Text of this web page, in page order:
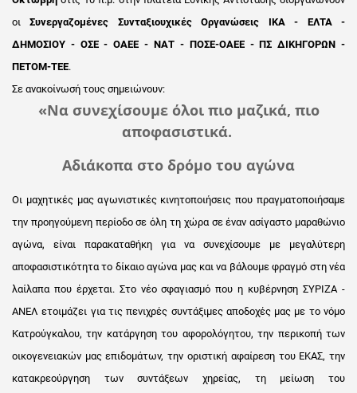
οιΣυνεργαζομένες Συνταξιουχικές Οργανώσεις ΙΚΑ - ΕΛΤΑ -
ΔΗΜΟΣΙΟΥ - ΟΣΕ - OAEE - ΝΑΤ - ΠΟΣΕ-ΟΑΕΕ - ΠΣ ΔΙΚΗΓΟΡΩΝ -
ΠΕΤΟΜ-ΤΕΕ.
Σε ανακοίνωσή τους σημειώνουν:
«Να συνεχίσουμε όλοι πιο μαζικά, πιο
αποφασιστικά.
Αδιάκοπα στο δρόμο του αγώνα
Οι μαχητικές μας αγωνιστικές κινητοποιήσεις που πραγματοποιήσαμε
την προηγούμενη περίοδο σε όλη τη χώρα σε έναν ασίγαστο μαραθώνιο
αγώνα, είναι παρακαταθήκη για να συνεχίσουμε με μεγαλύτερη
αποφασιστικότητα το δίκαιο αγώνα μας και να βάλουμε φραγμό στη νέα
λαίλαπα που έρχεται. Στο νέο σφαγιασμό που η κυβέρνηση ΣΥΡΙΖΑ -
ΑΝΕΛ ετοιμάζει για τις πενιχρές συντάξιμες αποδοχές μας με το νόμο
Κατρούγκαλου, την κατάργηση του αφορολόγητου, την περικοπή των
οικογενειακών μας επιδομάτων, την οριστική αφαίρεση του ΕΚΑΣ, την
κατακρεούργηση των συντάξεων χηρείας, τη μείωση του